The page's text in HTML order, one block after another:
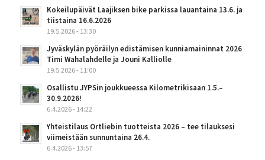
Kokeilupäivät Laajiksen bike parkissa lauantaina 13.6. ja
tiistaina 16.6.2026
19.5.2026 - 13:30
Jyväskylän pyöräilyn edistämisen kunniamaininnat 2026
Timi Wahalahdelle ja Jouni Kalliolle
19.5.2026 - 11:00
Osallistu JYPSin joukkueessa Kilometrikisaan 1.5.–
30.9.2026!
6.4.2026 - 14:22
Yhteistilaus Ortliebin tuotteista 2026 – tee tilauksesi
viimeistään sunnuntaina 26.4.
6.4.2026 - 13:57